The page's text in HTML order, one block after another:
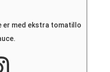
er med ekstra tomatillo